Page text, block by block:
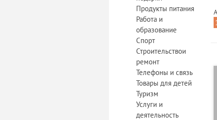
Продукты питания
Работа и
образование
Спорт
Строительствои
ремонт
Телефоны и связь
Товары для детей
Туризм
Услуги и
деятельность